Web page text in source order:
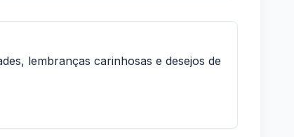
lembranças carinhosas e desejos de